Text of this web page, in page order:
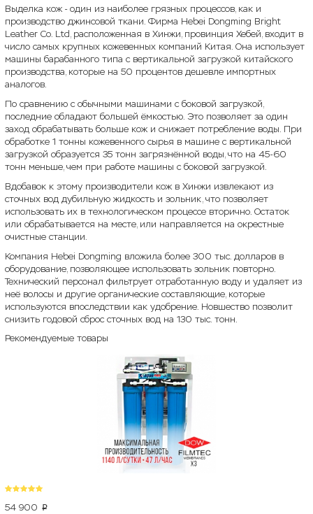
Выделка кож - один из наиболее грязных процессов, как и
производство джинсовой ткани. Фирма Hebei Dongming Bright
Leather Co. Ltd, расположенная в Хинжи, провинция Хебей, входит в
число самых крупных кожевенных компаний Китая. Она использует
машины барабанного типа с вертикальной загрузкой китайского
производства, которые на 50 процентов дешевле импортных
аналогов.
По сравнению с обычными машинами с боковой загрузкой,
последние обладают большей ёмкостью. Это позволяет за один
заход обрабатывать больше кож и снижает потребление воды. При
обработке 1 тонны кожевенного сырья в машине с вертикальной
загрузкой образуется 35 тонн загрязнённой воды, что на 45-60
тонн меньше, чем при работе машины с боковой загрузкой.
Вдобавок к этому производители кож в Хинжи извлекают из
сточных вод дубильную жидкость и зольник, что позволяет
использовать их в технологическом процессе вторично. Остаток
или обрабатывается на месте, или направляется на окрестные
очистные станции.
Компания Hebei Dongming вложила более 300 тыс. долларов в
оборудование, позволяющее использовать зольник повторно.
Технический персонал фильтрует отработанную воду и удаляет из
неё волосы и другие органические составляющие, которые
используются впоследствии как удобрение. Новшество позволит
снизить годовой сброс сточных вод на 130 тыс. тонн.
Рекомендуемые товары
54 900 p